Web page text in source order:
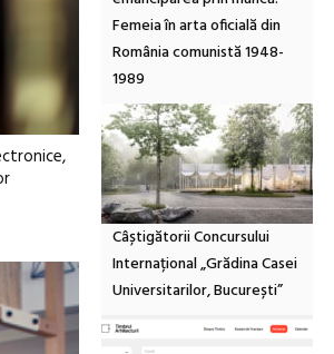
Femeia în arta oficială din
România comunistă 1948-
1989
Câștigătorii Concursului
Internațional „Grădina Casei
Universitarilor, București”